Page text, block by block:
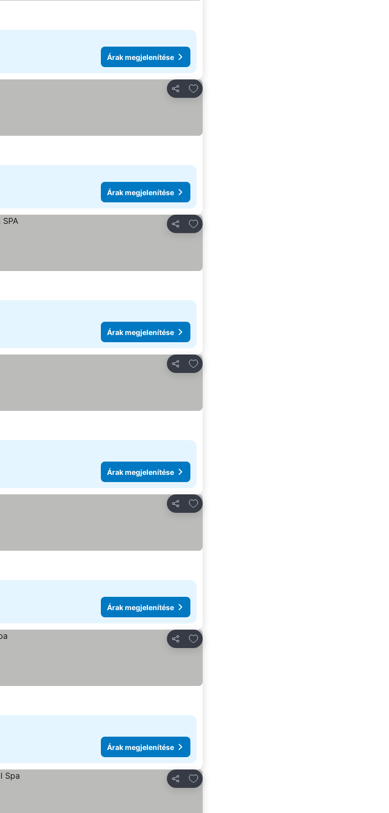
Árak megjelenítése
Megosztás
Hozzáadás a kedvencekhez
Árak megjelenítése
Megosztás
Hozzáadás a kedvencekhez
Árak megjelenítése
Megosztás
Hozzáadás a kedvencekhez
Árak megjelenítése
Megosztás
Hozzáadás a kedvencekhez
Árak megjelenítése
Megosztás
Hozzáadás a kedvencekhez
Árak megjelenítése
Megosztás
Hozzáadás a kedvencekhez